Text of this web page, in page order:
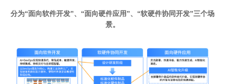
分为“面向软件开发”、“面向硬件应用”、“软硬件协同开发”三个场
景。